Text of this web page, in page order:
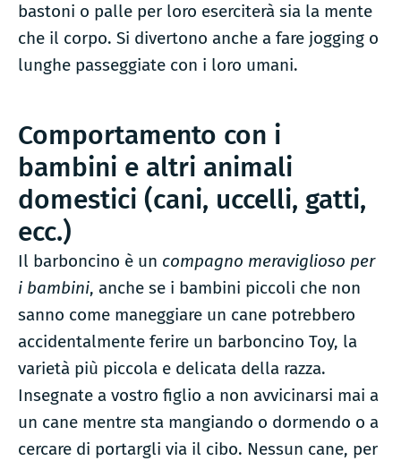
bastoni o palle per loro eserciterà sia la mente
che il corpo. Si divertono anche a fare jogging o
lunghe passeggiate con i loro umani.
Comportamento con i
bambini e altri animali
domestici (cani, uccelli, gatti,
ecc.)
Il barboncino è un compagno meraviglioso per
i bambini, anche se i bambini piccoli che non
sanno come maneggiare un cane potrebbero
accidentalmente ferire un barboncino Toy, la
varietà più piccola e delicata della razza.
Insegnate a vostro figlio a non avvicinarsi mai a
un cane mentre sta mangiando o dormendo o a
cercare di portargli via il cibo. Nessun cane, per